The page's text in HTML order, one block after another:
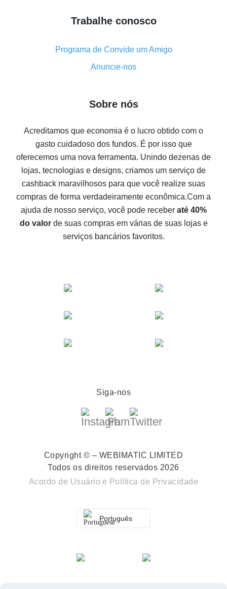
Como obter cashback no AliExpress - visão geral de
Cashback no AliExpress - avaliações de clientes
8% de cashback no AliExpress - poupar dinheiro de
compras
Aliexpress
Como receber cashback no Aliexpress - formas fáceis
de se obter cashback
10% de cashback no Aliexpress - o impossível é
possível
O melhor cashback no Aliexpress - como encontrá-lo
O melhor serviço de cashback para o Aliexpress -
vamos comparar ofertas
Trabalhe conosco
Programa de Convide um Amigo
Anuncie-nos
Sobre nós
Acreditamos que economia é o lucro obtido com o
gasto cuidadoso dos fundos. É por isso que
oferecemos uma nova ferramenta. Unindo dezenas de
lojas, tecnologias e designs, criamos um serviço de
cashback maravilhosos para que você realize suas
compras de forma verdadeiramente econômica.Com a
ajuda de nosso serviço, você pode receber até 40%
do valorde suas compras em várias de suas lojas e
serviços bancários favoritos.
Siga-nos
Copyright © – WEBIMATIC LIMITED
Todos os direitos reservados 2026
Acordo de Usuário e Política de Privacidade
Português